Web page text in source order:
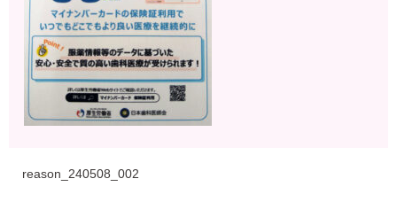
reason_240508_002